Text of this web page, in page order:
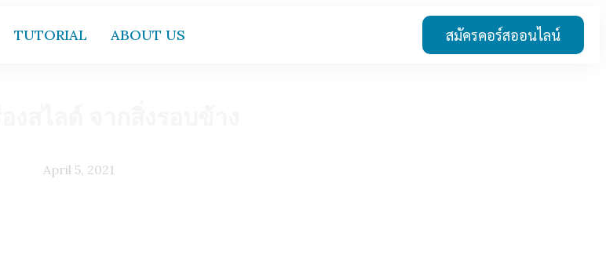
TUTORIAL ABOUT US สมัครคอร์สออนไลน์
April 5, 2021